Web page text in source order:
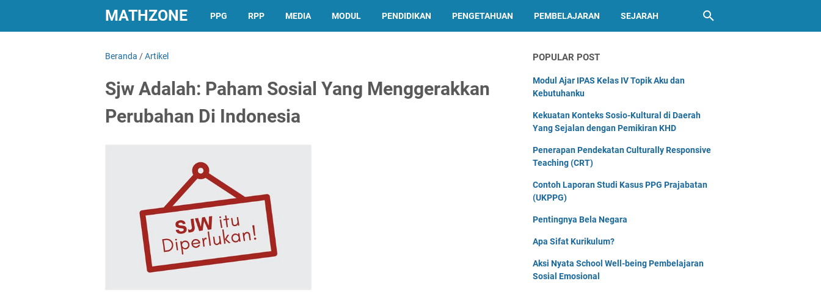
MATHZONE PPG RPP MEDIA MODUL PENDIDIKAN PENGETAHUAN PEMBELAJARAN SEJARAH
Beranda /Artikel
Sjw Adalah: Paham Sosial Yang Menggerakkan
Perubahan Di Indonesia
POPULAR POST
Modul Ajar IPAS Kelas IV Topik Aku dan
Kebutuhanku
Kekuatan Konteks Sosio-Kultural di Daerah
Yang Sejalan dengan Pemikiran KHD
Penerapan Pendekatan Culturally Responsive
Teaching (CRT)
Contoh Laporan Studi Kasus PPG Prajabatan
(UKPPG)
Pentingnya Bela Negara
Apa Sifat Kurikulum?
Aksi Nyata School Well-being Pembelajaran
Sosial Emosional